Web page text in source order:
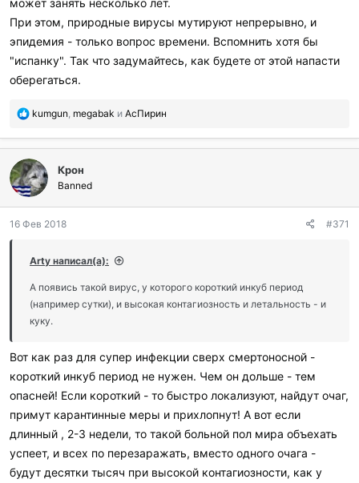
При этом, природные вирусы мутируют непрерывно, и
эпидемия - только вопрос времени. Вспомнить хотя бы
"испанку". Так что задумайтесь, как будете от этой напасти
оберегаться.
П
б
а
г
о
а
и
и
:
kumgun megabak и АсПирин
Крон
Banned
16 Фев 2018 #371
Arty написал(а):
А появись такой вирус, у которого короткий инкуб период
(например сутки), и высокая контагиозность и летальность - и
куку.
Вот как раз для супер инфекции сверх смертоносной -
короткий инкуб период не нужен. Чем он дольше - тем
опасней! Если короткий - то быстро локализуют, найдут очаг,
примут карантинные меры и прихлопнут! А вот если
длинный , 2-3 недели, то такой больной пол мира объехать
успеет, и всех по перезаражать, вместо одного очага -
будут десятки тысяч при высокой контагиозности, как у